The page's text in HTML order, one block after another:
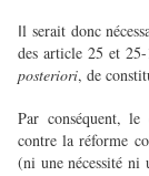
Il serait donc
des article 25 et
posteriori, de
Par conséquent,
contre la réforme
(ni une nécessité